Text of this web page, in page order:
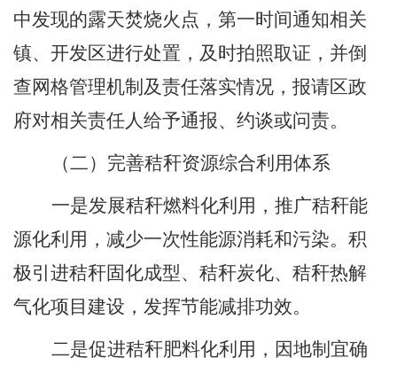
中发现的露天焚烧火点，第一时间通知相关
镇、开发区进行处置，及时拍照取证，并倒
查网格管理机制及责任落实情况，报请区政
府对相关责任人给予通报、约谈或问责。
（二）完善秸秆资源综合利用体系
一是发展秸秆燃料化利用，推广秸秆能
源化利用，减少一次性能源消耗和污染。积
极引进秸秆固化成型、秸秆炭化、秸秆热解
气化项目建设，发挥节能减排功效。
二是促进秸秆肥料化利用，因地制宜确